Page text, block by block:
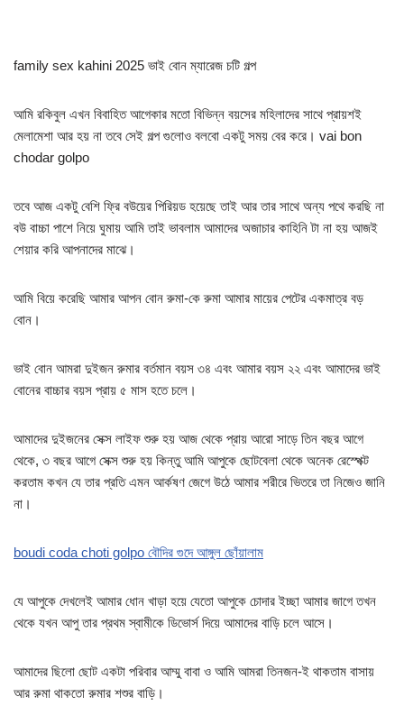
family sex kahini 2025 ভাই বোন ম্যারেজ চটি গল্প
আমি রকিবুল এখন বিবাহিত আগেকার মতো বিভিন্ন বয়সের মহিলাদের সাথে প্রায়শই
মেলামেশা আর হয় না তবে সেই গল্প গুলোও বলবো একটু সময় বের করে। vai bon
chodar golpo
তবে আজ একটু বেশি ফ্রি বউয়ের পিরিয়ড হয়েছে তাই আর তার সাথে অন্য পথে করছি না
বউ বাচ্চা পাশে নিয়ে ঘুমায় আমি তাই ভাবলাম আমাদের অজাচার কাহিনি টা না হয় আজই
শেয়ার করি আপনাদের মাঝে।
আমি বিয়ে করেছি আমার আপন বোন রুমা-কে রুমা আমার মায়ের পেটের একমাত্র বড়
বোন।
ভাই বোন আমরা দুইজন রুমার বর্তমান বয়স ৩৪ এবং আমার বয়স ২২ এবং আমাদের ভাই
বোনের বাচ্চার বয়স প্রায় ৫ মাস হতে চলে।
আমাদের দুইজনের সেক্স লাইফ শুরু হয় আজ থেকে প্রায় আরো সাড়ে তিন বছর আগে
থেকে, ৩ বছর আগে সেক্স শুরু হয় কিন্তু আমি আপুকে ছোটবেলা থেকে অনেক রেস্পেক্ট
করতাম কখন যে তার প্রতি এমন আর্কষণ জেগে উঠে আমার শরীরে ভিতরে তা নিজেও জানি
না।
boudi coda choti golpo বৌদির গুদে আঙ্গুল ছোঁয়ালাম
যে আপুকে দেখলেই আমার ধোন খাড়া হয়ে যেতো আপুকে চোদার ইচ্ছা আমার জাগে তখন
থেকে যখন আপু তার প্রথম স্বামীকে ডিভোর্স দিয়ে আমাদের বাড়ি চলে আসে।
আমাদের ছিলো ছোট একটা পরিবার আম্মু বাবা ও আমি আমরা তিনজন-ই থাকতাম বাসায়
আর রুমা থাকতো রুমার শশুর বাড়ি।